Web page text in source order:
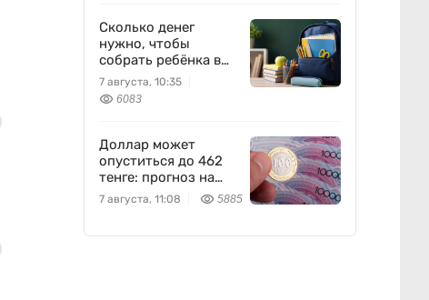
Сколько денег
нужно, чтобы
собрать ребёнка в
школу?
7 августа, 10:35
6083
Доллар может
опуститься до 462
тенге: прогноз на
пятницу
7 августа, 11:08 5885